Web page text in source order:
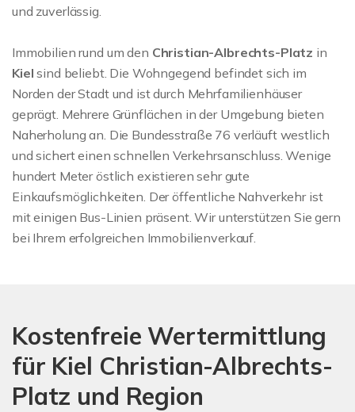
und zuverlässig.
Immobilien rund um den Christian-Albrechts-Platz in
Kielsind beliebt. Die Wohngegend befindet sich im
Norden der Stadt und ist durch Mehrfamilienhäuser
geprägt. Mehrere Grünflächen in der Umgebung bieten
Naherholung an. Die Bundesstraße 76 verläuft westlich
und sichert einen schnellen Verkehrsanschluss. Wenige
hundert Meter östlich existieren sehr gute
Einkaufsmöglichkeiten. Der öffentliche Nahverkehr ist
mit einigen Bus-Linien präsent. Wir unterstützen Sie gern
bei Ihrem erfolgreichen Immobilienverkauf.
Kostenfreie Wertermittlung
für Kiel Christian-Albrechts-
Platz und Region